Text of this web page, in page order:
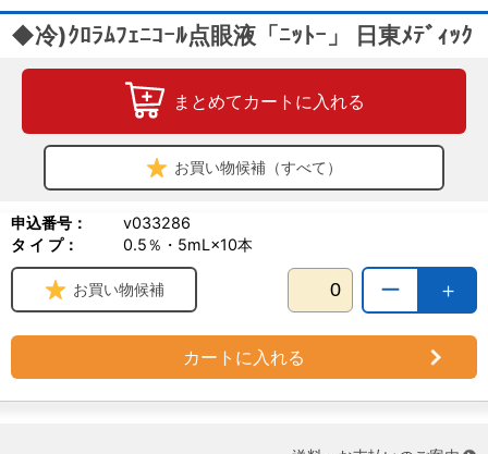
◆冷)ｸﾛﾗﾑﾌｪﾆｺｰﾙ点眼液「ﾆｯﾄｰ」 日東ﾒﾃﾞｨｯｸ
まとめてカートに入れる
お買い物候補（すべて）
申込番号：
v033286
タ イ プ：
0.5％・5mL×10本
＋
ー
お買い物候補
カートに入れる